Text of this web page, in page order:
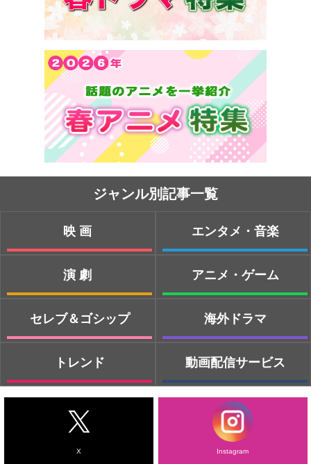
ジャンル別記事一覧
映画
演劇
セレブ＆ゴシップ
トレンド
エンタメ・音楽
アニメ・ゲーム
海外ドラマ
動画配信サービス
X Instagram